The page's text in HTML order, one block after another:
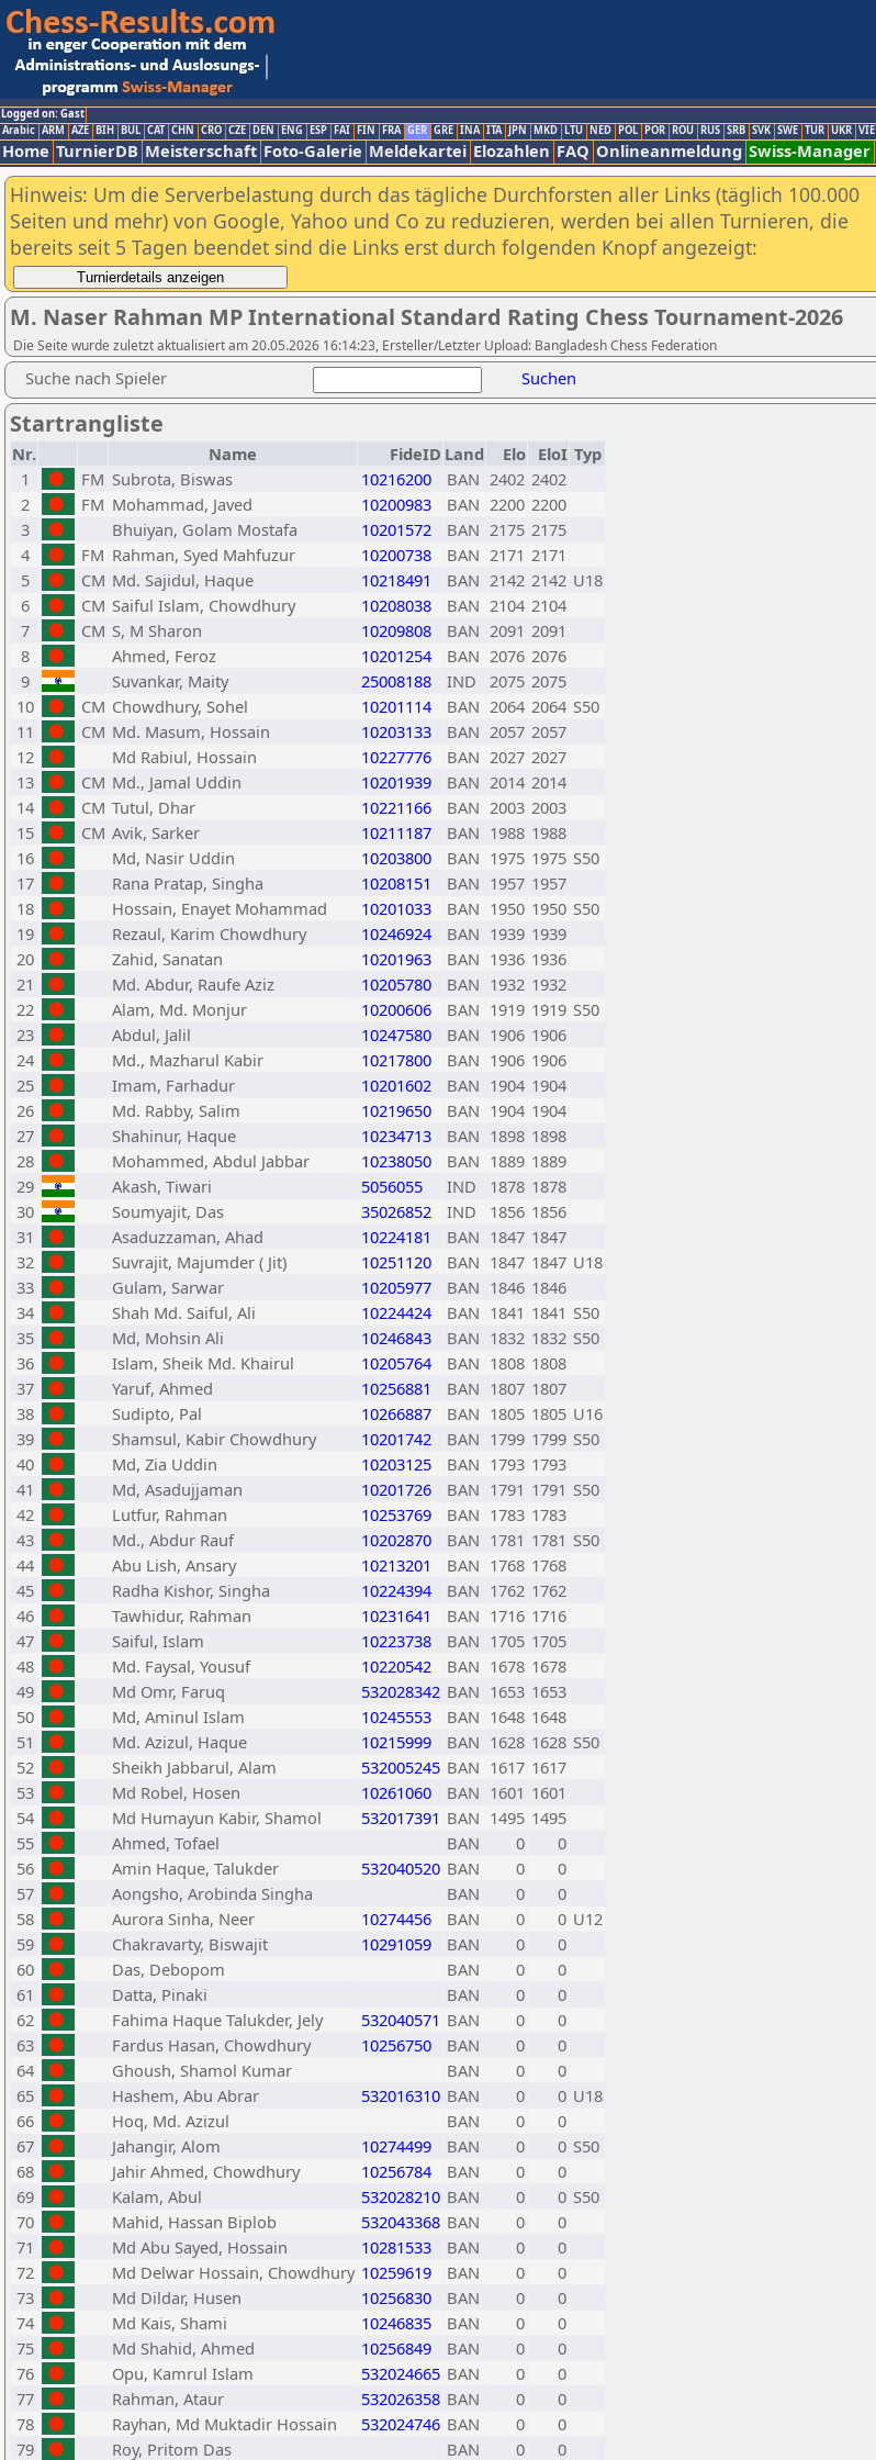
Logged on: Gast
Arabic ARM AZE BIH BUL CAT CHN CRO CZE DEN ENG ESP FAI FIN FRA GER GRE INA ITA JPN MKD LTU NED POL POR ROU RUS SRB SVK SWE TUR UKR VIE
Home TurnierDB Meisterschaft Foto-Galerie Meldekartei Elozahlen FAQ Onlineanmeldung Swiss-Manager
Hinweis: Um die Serverbelastung durch das tägliche Durchforsten aller Links (täglich 100.000
Seiten und mehr) von Google, Yahoo und Co zu reduzieren, werden bei allen Turnieren, die
bereits seit 5 Tagen beendet sind die Links erst durch folgenden Knopf angezeigt:
M. Naser Rahman MP International Standard Rating Chess Tournament-2026
Die Seite wurde zuletzt aktualisiert am 20.05.2026 16:14:23, Ersteller/Letzter Upload: Bangladesh Chess Federation
Suche nach Spieler Suchen
Startrangliste
Nr. Name FideID Land Elo EloI Typ
1
FM Subrota, Biswas 10216200 BAN 2402 2402
2
FM Mohammad, Javed 10200983 BAN 2200 2200
3
Bhuiyan, Golam Mostafa 10201572 BAN 2175 2175
4
FM Rahman, Syed Mahfuzur 10200738 BAN 2171 2171
5
CM Md. Sajidul, Haque 10218491 BAN 2142 2142 U18
6
CM Saiful Islam, Chowdhury 10208038 BAN 2104 2104
7
CM S, M Sharon 10209808 BAN 2091 2091
8
Ahmed, Feroz 10201254 BAN 2076 2076
9
Suvankar, Maity 25008188 IND 2075 2075
10
CM Chowdhury, Sohel 10201114 BAN 2064 2064 S50
11
CM Md. Masum, Hossain 10203133 BAN 2057 2057
12
Md Rabiul, Hossain 10227776 BAN 2027 2027
13
CM Md., Jamal Uddin 10201939 BAN 2014 2014
14
CM Tutul, Dhar 10221166 BAN 2003 2003
15
CM Avik, Sarker 10211187 BAN 1988 1988
16
Md, Nasir Uddin 10203800 BAN 1975 1975 S50
17
Rana Pratap, Singha 10208151 BAN 1957 1957
18
Hossain, Enayet Mohammad 10201033 BAN 1950 1950 S50
19
Rezaul, Karim Chowdhury 10246924 BAN 1939 1939
20
Zahid, Sanatan 10201963 BAN 1936 1936
21
Md. Abdur, Raufe Aziz 10205780 BAN 1932 1932
22
Alam, Md. Monjur 10200606 BAN 1919 1919 S50
23
Abdul, Jalil 10247580 BAN 1906 1906
24
Md., Mazharul Kabir 10217800 BAN 1906 1906
25
Imam, Farhadur 10201602 BAN 1904 1904
26
Md. Rabby, Salim 10219650 BAN 1904 1904
27
Shahinur, Haque 10234713 BAN 1898 1898
28
Mohammed, Abdul Jabbar 10238050 BAN 1889 1889
29
Akash, Tiwari 5056055 IND 1878 1878
30
Soumyajit, Das 35026852 IND 1856 1856
31
Asaduzzaman, Ahad 10224181 BAN 1847 1847
32
Suvrajit, Majumder ( Jit) 10251120 BAN 1847 1847 U18
33
Gulam, Sarwar 10205977 BAN 1846 1846
34
Shah Md. Saiful, Ali 10224424 BAN 1841 1841 S50
35
Md, Mohsin Ali 10246843 BAN 1832 1832 S50
36
Islam, Sheik Md. Khairul 10205764 BAN 1808 1808
37
Yaruf, Ahmed 10256881 BAN 1807 1807
38
Sudipto, Pal 10266887 BAN 1805 1805 U16
39
Shamsul, Kabir Chowdhury 10201742 BAN 1799 1799 S50
40
Md, Zia Uddin 10203125 BAN 1793 1793
41
Md, Asadujjaman 10201726 BAN 1791 1791 S50
42
Lutfur, Rahman 10253769 BAN 1783 1783
43
Md., Abdur Rauf 10202870 BAN 1781 1781 S50
44
Abu Lish, Ansary 10213201 BAN 1768 1768
45
Radha Kishor, Singha 10224394 BAN 1762 1762
46
Tawhidur, Rahman 10231641 BAN 1716 1716
47
Saiful, Islam 10223738 BAN 1705 1705
48
Md. Faysal, Yousuf 10220542 BAN 1678 1678
49
Md Omr, Faruq 532028342 BAN 1653 1653
50
Md, Aminul Islam 10245553 BAN 1648 1648
51
Md. Azizul, Haque 10215999 BAN 1628 1628 S50
52
Sheikh Jabbarul, Alam 532005245 BAN 1617 1617
53
Md Robel, Hosen 10261060 BAN 1601 1601
54
Md Humayun Kabir, Shamol 532017391 BAN 1495 1495
55
Ahmed, Tofael BAN 0
0
56
Amin Haque, Talukder 532040520 BAN 0
0
57
Aongsho, Arobinda Singha BAN 0
0
58
Aurora Sinha, Neer 10274456 BAN 0 0 U12
59
Chakravarty, Biswajit 10291059 BAN 0
0
60
Das, Debopom BAN 0
0
61
Datta, Pinaki BAN 0
0
62
Fahima Haque Talukder, Jely 532040571 BAN 0
0
63
Fardus Hasan, Chowdhury 10256750 BAN 0
0
64
Ghoush, Shamol Kumar BAN 0
0
65
Hashem, Abu Abrar 532016310 BAN 0 0 U18
66
Hoq, Md. Azizul BAN 0
0
67
Jahangir, Alom 10274499 BAN 0 0 S50
68
Jahir Ahmed, Chowdhury 10256784 BAN 0
0
69
Kalam, Abul 532028210 BAN 0 0 S50
70
Mahid, Hassan Biplob 532043368 BAN 0
0
71
Md Abu Sayed, Hossain 10281533 BAN 0
0
72
Md Delwar Hossain, Chowdhury 10259619 BAN 0
0
73
Md Dildar, Husen 10256830 BAN 0
0
74
Md Kais, Shami 10246835 BAN 0
0
75
Md Shahid, Ahmed 10256849 BAN 0
0
76
Opu, Kamrul Islam 532024665 BAN 0
0
77
Rahman, Ataur 532026358 BAN 0
0
78
Rayhan, Md Muktadir Hossain 532024746 BAN 0
0
79
Roy, Pritom Das BAN 0 0